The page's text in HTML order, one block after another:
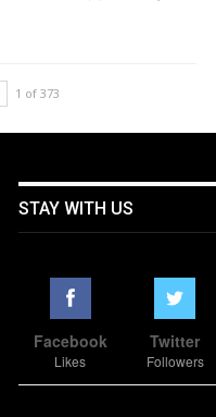
1 of 373
STAY WITH US
Facebook
Likes
Twitter
Followers